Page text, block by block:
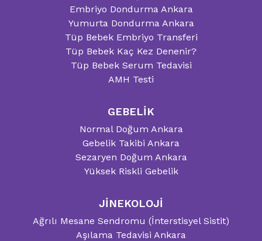
Embriyo Dondurma Ankara
Yumurta Dondurma Ankara
Tüp Bebek Embriyo Transferi
Tüp Bebek Kaç Kez Denenir?
Tüp Bebek Serum Tedavisi
AMH Testi
GEBELİK
Normal Doğum Ankara
Gebelik Takibi Ankara
Sezaryen Doğum Ankara
Yüksek Riskli Gebelik
JİNEKOLOJİ
Ağrılı Mesane Sendromu (İnterstisyel Sistit)
Aşılama Tedavisi Ankara